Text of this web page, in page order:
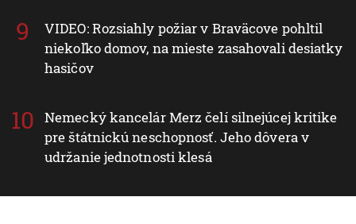
VIDEO: Rozsiahly požiar v Braväcove pohltil
niekoľko domov, na mieste zasahovali desiatky
hasičov
Nemecký kancelár Merz čelí silnejúcej kritike
pre štátnickú neschopnosť. Jeho dôvera v
udržanie jednotnosti klesá